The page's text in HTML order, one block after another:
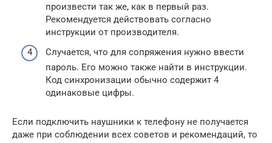
произвести так же, как в первый раз.
Рекомендуется действовать согласно
инструкции от производителя.
Случается, что для сопряжения нужно ввести
пароль. Его можно также найти в инструкции.
Код синхронизации обычно содержит 4
одинаковые цифры.
Если подключить наушники к телефону не получается
даже при соблюдении всех советов и рекомендаций, то